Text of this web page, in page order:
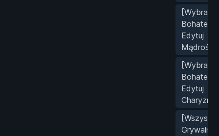
[Wybrany
Bohater]
Edytuj
Mądrość
[Wybrany
Bohater]
Edytuj
Charyzmę
Grywalne